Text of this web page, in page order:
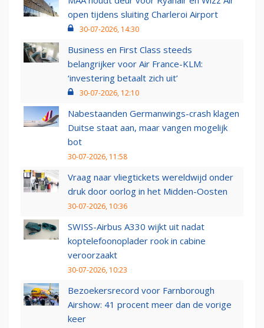
open tijdens sluiting Charleroi Airport
30-07-2026, 14:30
Business en First Class steeds
belangrijker voor Air France-KLM:
‘investering betaalt zich uit’
30-07-2026, 12:10
Nabestaanden Germanwings-crash klagen
Duitse staat aan, maar vangen mogelijk
bot
30-07-2026, 11:58
Vraag naar vliegtickets wereldwijd onder
druk door oorlog in het Midden-Oosten
30-07-2026, 10:36
SWISS-Airbus A330 wijkt uit nadat
koptelefoonoplader rook in cabine
veroorzaakt
30-07-2026, 10:23
Bezoekersrecord voor Farnborough
Airshow: 41 procent meer dan de vorige
keer